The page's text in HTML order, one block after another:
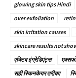
glowing skin tips Hindi
over exfoliation
skin irritation causes
skincare results not
एक्टिव इंग्रेडिएंट्स
सही स्किनकेयर तरीका